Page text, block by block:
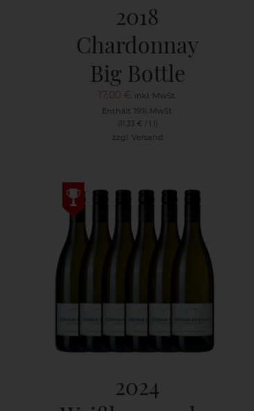
2018
Chardonnay
Big Bottle
17,00 € inkl. MwSt.
Enthält 19% MwSt.
(11,33 € / 1 l)
zzgl. Versand
2024